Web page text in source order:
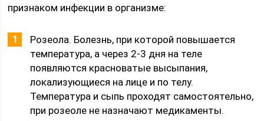
признаком инфекции в организме:
Розеола. Болезнь, при которой повышается
температура, а через 2-3 дня на теле
появляются красноватые высыпания,
локализующиеся на лице и по телу.
Температура и сыпь проходят самостоятельно,
при розеоле не назначают медикаменты.